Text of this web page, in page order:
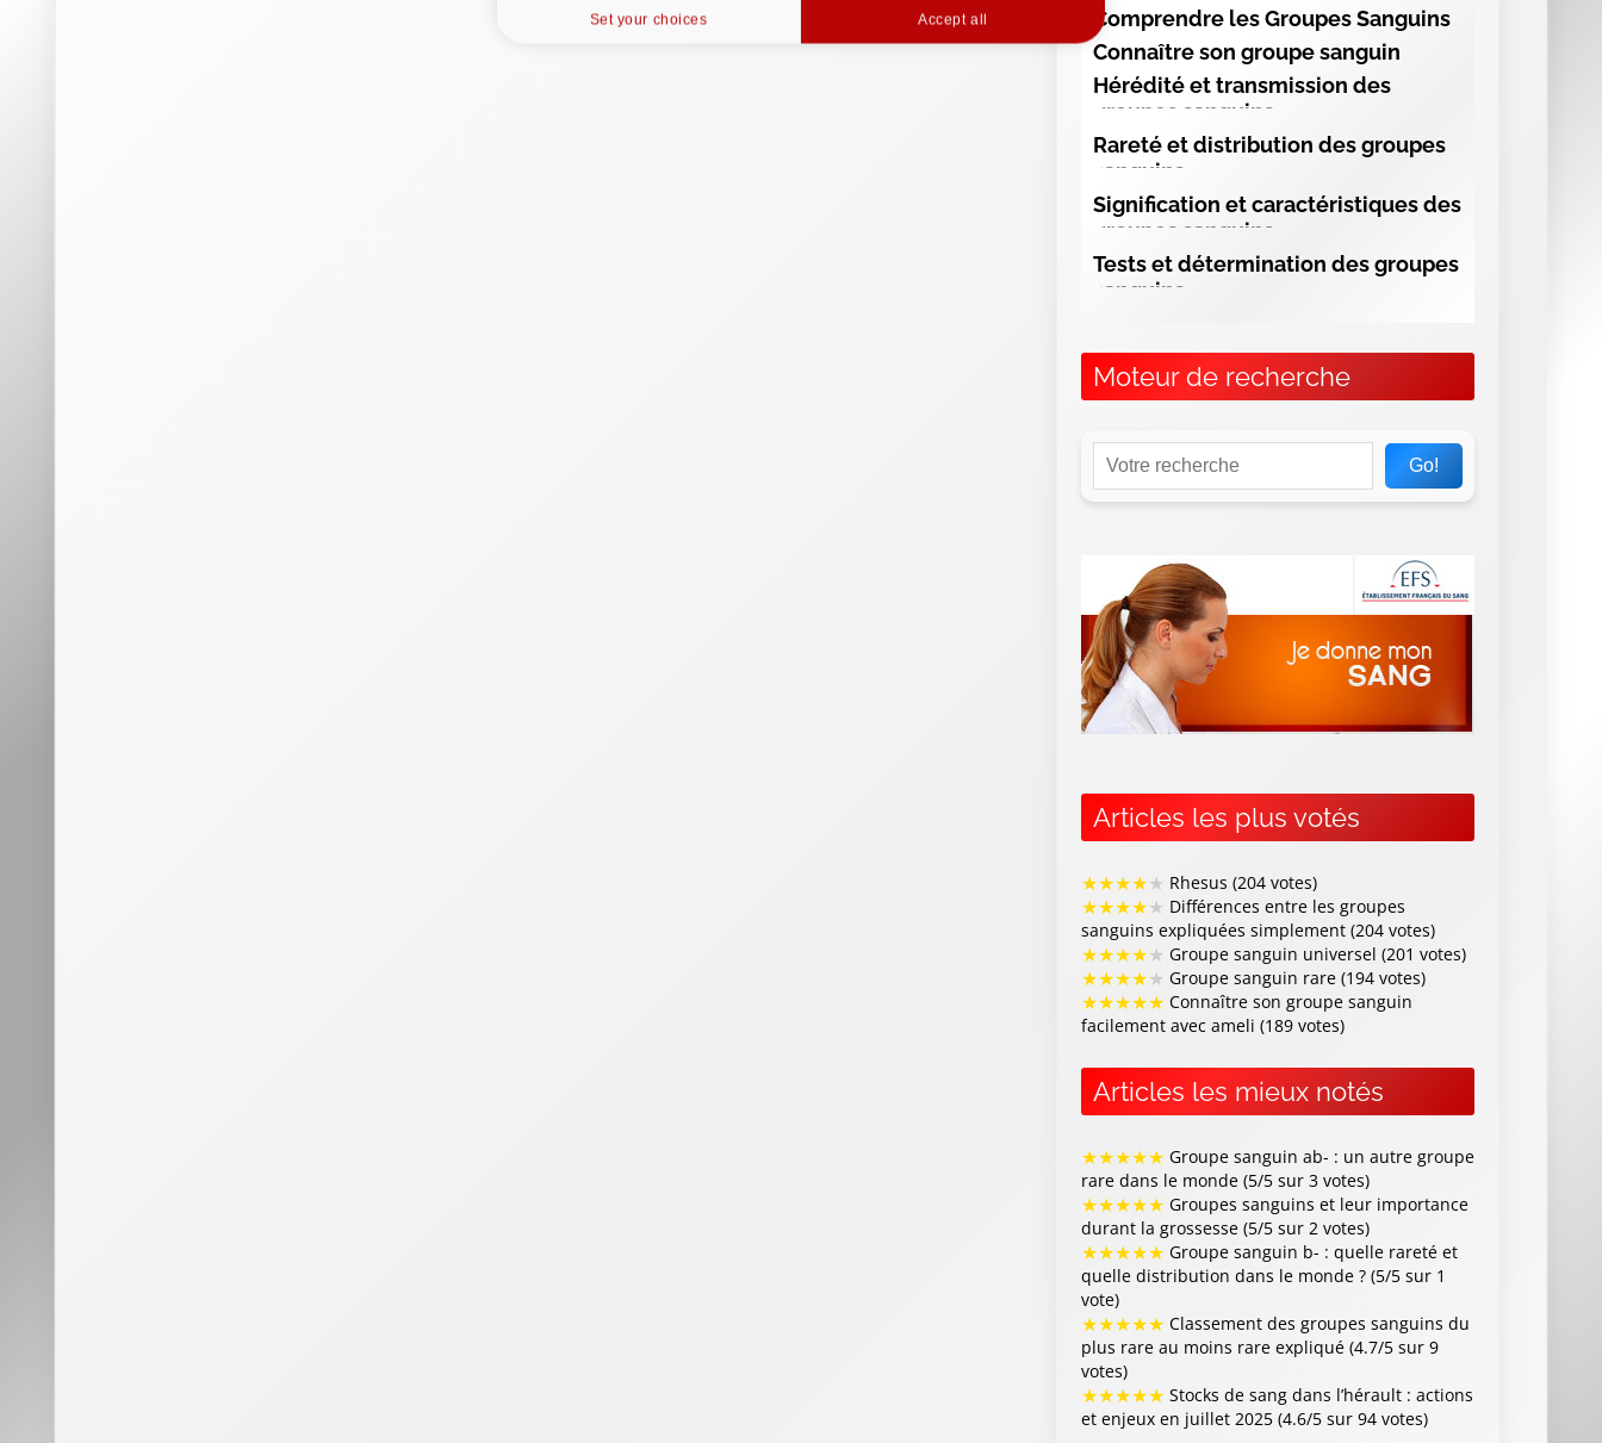
Comprendre les Groupes Sanguins
Connaître son groupe sanguin
Hérédité et transmission des
groupes sanguins
Rareté et distribution des groupes
sanguins
Signification et caractéristiques des
groupes sanguins
Tests et détermination des groupes
sanguins
Moteur de recherche
Go!
Articles les plus votés
★★★★★ Rhesus (204 votes)
★★★★★ Différences entre les groupes
sanguins expliquées simplement (204 votes)
★★★★★ Groupe sanguin universel (201 votes)
★★★★★ Groupe sanguin rare (194 votes)
★★★★★ Connaître son groupe sanguin
facilement avec ameli (189 votes)
Articles les mieux notés
★★★★★ Groupe sanguin ab- : un autre groupe
rare dans le monde (5/5 sur 3 votes)
★★★★★ Groupes sanguins et leur importance
durant la grossesse (5/5 sur 2 votes)
★★★★★ Groupe sanguin b- : quelle rareté et
quelle distribution dans le monde ? (5/5 sur 1
vote)
★★★★★ Classement des groupes sanguins du
plus rare au moins rare expliqué (4.7/5 sur 9
votes)
★★★★★ Stocks de sang dans l’hérault : actions
et enjeux en juillet 2025 (4.6/5 sur 94 votes)
Set your choices Accept all